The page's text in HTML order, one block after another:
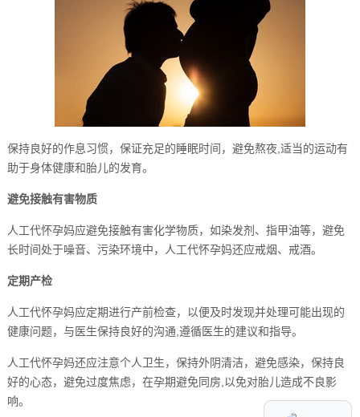
保持良好的作息习惯，保证充足的睡眠时间，避免熬夜,适当的运动有
助于身体健康和胎儿的发育。
避免接触有害物质
人工代怀孕妈应避免接触有害化学物质，如染发剂、指甲油等，避免
长时间处于噪音、污染环境中，人工代怀孕妈还应戒烟、戒酒。
定期产检
人工代怀孕妈应定期进行产前检查，以便及时发现并处理可能出现的
健康问题，与医生保持良好的沟通,遵循医生的建议和指导。
人工代怀孕妈还应注意个人卫生，保持外阴清洁，避免感染，保持良
好的心态，避免过度焦虑，在孕期避免同房,以免对胎儿造成不良影
响。